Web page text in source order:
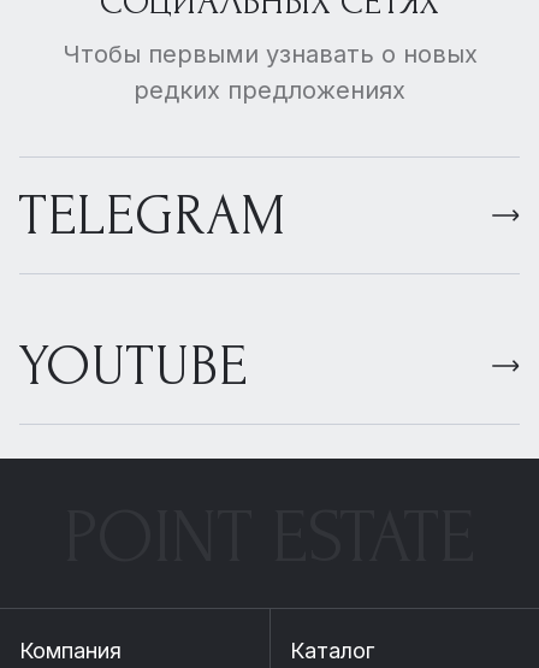
Чтобы первыми узнавать о новых
редких предложениях
TELEGRAM
YOUTUBE
Компания Каталог